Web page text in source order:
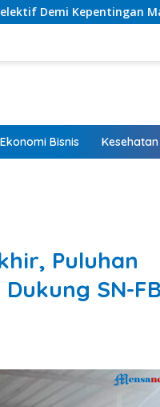
Listrik
Ekonomi Bisnis Kesehatan
Puluhan
SN-